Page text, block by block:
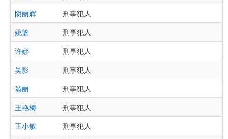
阴丽辉
刑事犯人
姚篮
刑事犯人
许娜
刑事犯人
吴影
刑事犯人
翁丽
刑事犯人
王艳梅
刑事犯人
王小敏
刑事犯人